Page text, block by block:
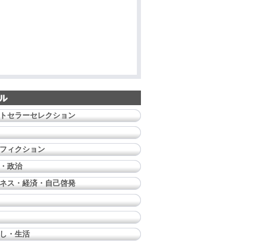
セラーセレクション
ィクション
政治
ス・経済・自己啓発
・生活